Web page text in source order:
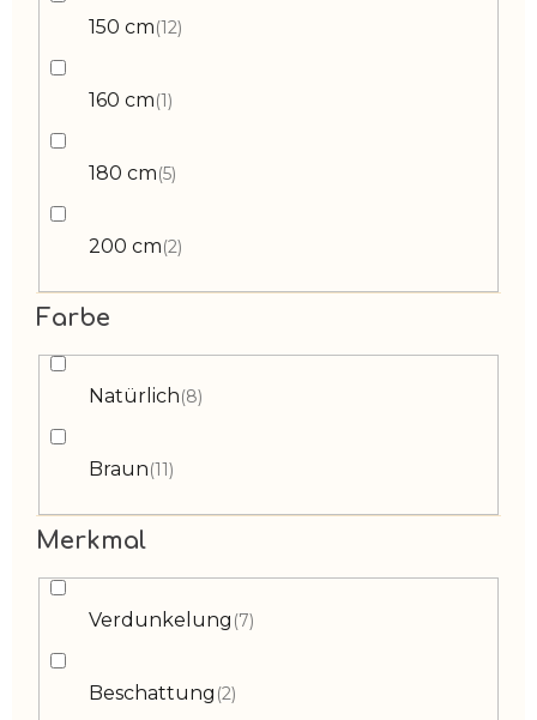
150 cm 12
160 cm 1
180 cm 5
200 cm 2
Farbe
Natürlich 8
Braun 11
Merkmal
Verdunkelung 7
Beschattung 2